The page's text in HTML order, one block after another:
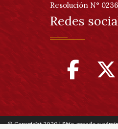
Resolución N°
Redes
© Copyright 2020 | Sitio creado y